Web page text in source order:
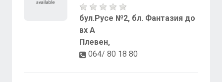
бул.Русе №2, бл. Фантазия до
вх А
Плевен,
064/ 80 18 80